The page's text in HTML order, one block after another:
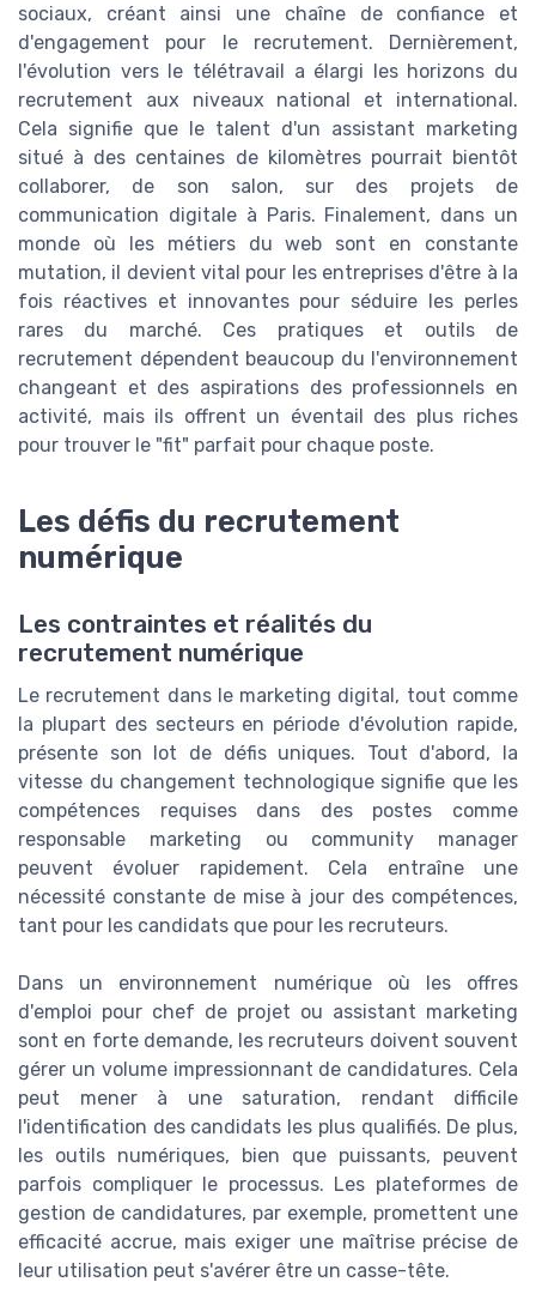
sociaux, créant ainsi une chaîne de confiance et
d'engagement pour le recrutement. Dernièrement,
l'évolution vers le télétravail a élargi les horizons du
recrutement aux niveaux national et international.
Cela signifie que le talent d'un assistant marketing
situé à des centaines de kilomètres pourrait bientôt
collaborer, de son salon, sur des projets de
communication digitale à Paris. Finalement, dans un
monde où les métiers du web sont en constante
mutation, il devient vital pour les entreprises d'être à la
fois réactives et innovantes pour séduire les perles
rares du marché. Ces pratiques et outils de
recrutement dépendent beaucoup du l'environnement
changeant et des aspirations des professionnels en
activité, mais ils offrent un éventail des plus riches
pour trouver le "fit" parfait pour chaque poste.
Les défis du recrutement
numérique
Les contraintes et réalités du
recrutement numérique
Le recrutement dans le marketing digital, tout comme
la plupart des secteurs en période d'évolution rapide,
présente son lot de défis uniques. Tout d'abord, la
vitesse du changement technologique signifie que les
compétences requises dans des postes comme
responsable marketing ou community manager
peuvent évoluer rapidement. Cela entraîne une
nécessité constante de mise à jour des compétences,
tant pour les candidats que pour les recruteurs.
Dans un environnement numérique où les offres
d'emploi pour chef de projet ou assistant marketing
sont en forte demande, les recruteurs doivent souvent
gérer un volume impressionnant de candidatures. Cela
peut mener à une saturation, rendant difficile
l'identification des candidats les plus qualifiés. De plus,
les outils numériques, bien que puissants, peuvent
parfois compliquer le processus. Les plateformes de
gestion de candidatures, par exemple, promettent une
efficacité accrue, mais exiger une maîtrise précise de
leur utilisation peut s'avérer être un casse-tête.